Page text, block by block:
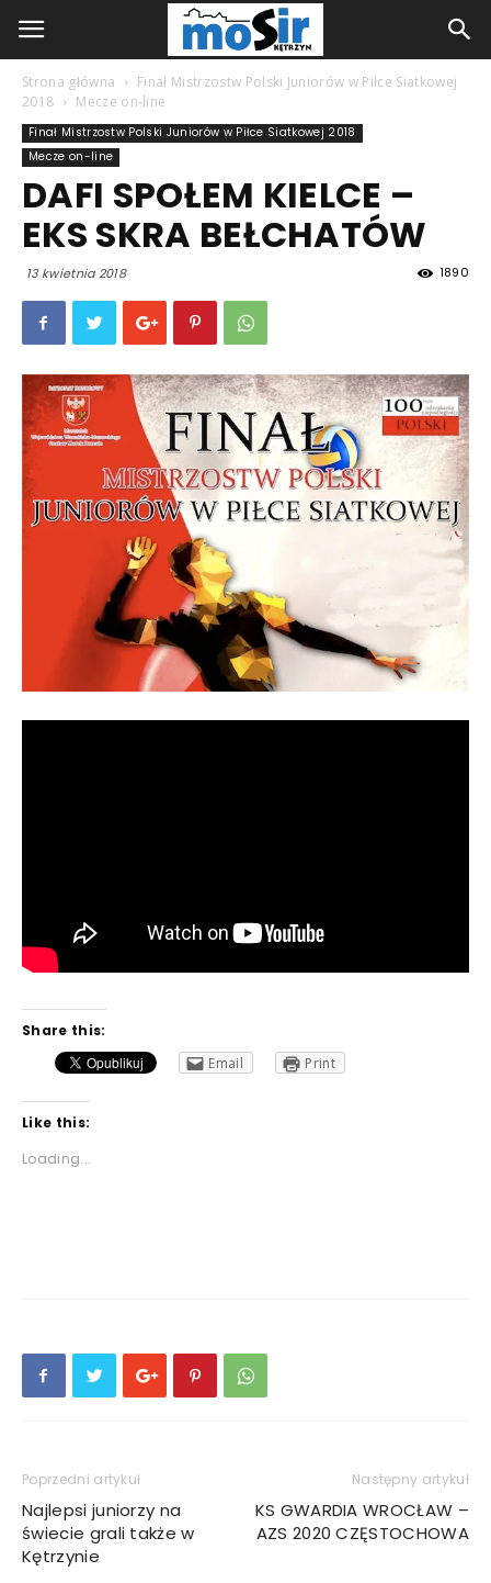
Strona główna
Finał Mistrzostw Polski Juniorów w Piłce Siatkowej
2018
Mecze on-line
Finał Mistrzostw Polski Juniorów w Piłce Siatkowej 2018
Mecze on-line
DAFI SPOŁEM KIELCE –
EKS SKRA BEŁCHATÓW
13 kwietnia 2018 1890
Share this:
Email
Print
Like this:
Loading...
Poprzedni artykuł
Najlepsi juniorzy na
świecie grali także w
Kętrzynie
Następny artykuł
KS GWARDIA WROCŁAW –
AZS 2020 CZĘSTOCHOWA